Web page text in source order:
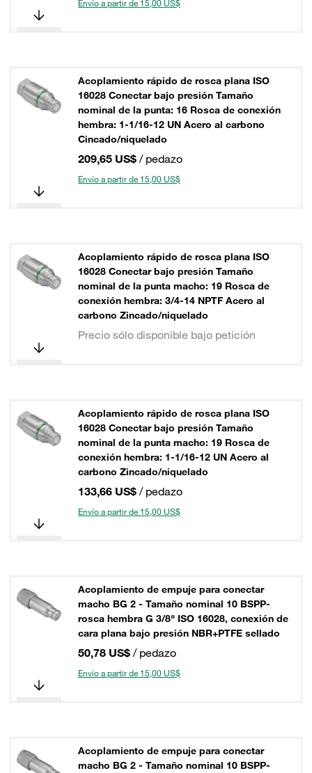
Envío a partir de 15,00 US$
Acoplamiento rápido de rosca plana ISO
16028 Conectar bajo presión Tamaño
nominal de la punta: 16 Rosca de conexión
hembra: 1-1/16-12 UN Acero al carbono
Cincado/niquelado
209,65 US$ / pedazo
Envío a partir de 15,00 US$
Acoplamiento rápido de rosca plana ISO
16028 Conectar bajo presión Tamaño
nominal de la punta macho: 19 Rosca de
conexión hembra: 3/4-14 NPTF Acero al
carbono Zincado/niquelado
Precio sólo disponible bajo petición
Acoplamiento rápido de rosca plana ISO
16028 Conectar bajo presión Tamaño
nominal de la punta macho: 19 Rosca de
conexión hembra: 1-1/16-12 UN Acero al
carbono Zincado/niquelado
133,66 US$ / pedazo
Envío a partir de 15,00 US$
Acoplamiento de empuje para conectar
macho BG 2 - Tamaño nominal 10 BSPP-
rosca hembra G 3/8" ISO 16028, conexión de
cara plana bajo presión NBR+PTFE sellado
50,78 US$ / pedazo
Envío a partir de 15,00 US$
Acoplamiento de empuje para conectar
macho BG 2 - Tamaño nominal 10 BSPP-